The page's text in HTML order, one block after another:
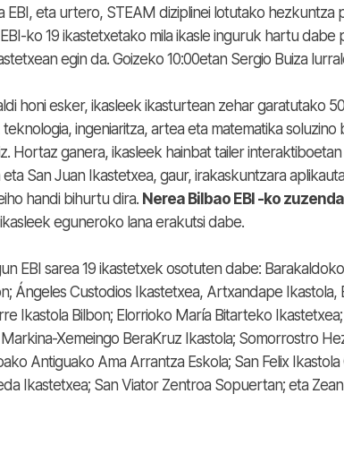
EBI, eta urtero, STEAM diziplinei lotutako
ko 19 ikastetxetako mila ikasle inguruk hartu
egin da. Goizeko 10:00etan Sergio Buiza
honi esker, ikasleek ikasturtean zehar garatutako
teknologia, ingeniaritza, artea eta matematika
Hortaz ganera, ikasleek hainbat tailer
San Juan Ikastetxea, gaur, irakaskuntzara
handi bihurtu dira. Nerea Bilbao EBI -ko
eguneroko lana erakutsi dabe.
EBI sarea 19 ikastetxek osotuten dabe:
Ángeles Custodios Ikastetxea, Artxandape
Ikastola Bilbon; Elorrioko María Bitarteko
Xemeingo BeraKruz Ikastola; Somorrostro
Antiguako Ama Arrantza Eskola; San Felix
Ikastetxea; San Viator Zentroa Sopuertan; eta